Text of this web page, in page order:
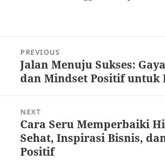
navigation
PREVIOUS
Previous
post:
Jalan Menuju Sukses:
dan Mindset Positif untuk
NEXT
Next
post:
Cara Seru Memperbaiki
Sehat, Inspirasi Bisnis,
Positif